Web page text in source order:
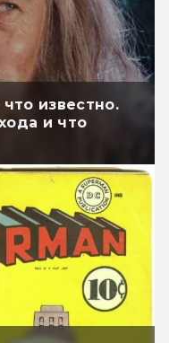
известно.
и что